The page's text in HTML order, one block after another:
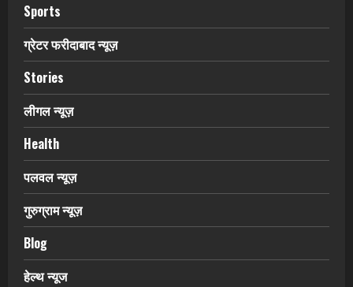
Sports
ग्रेटर फरीदाबाद न्यूज़
Stories
लीगल न्यूज़
Health
पलवल न्यूज़
गुरुग्राम न्यूज़
Blog
हेल्थ न्यूज